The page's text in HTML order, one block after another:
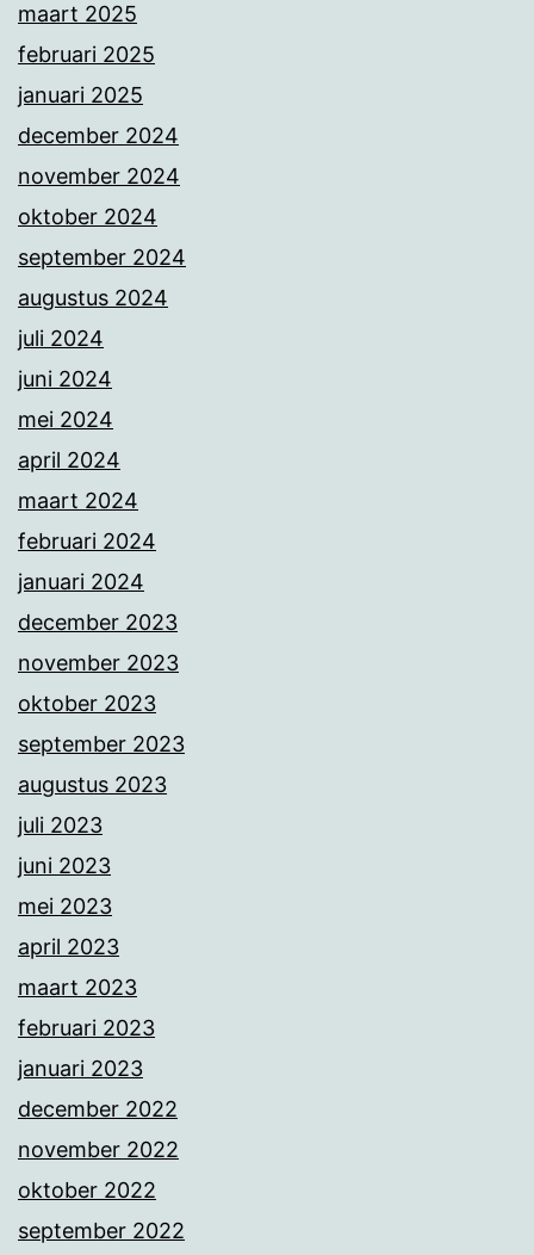
maart 2025
februari 2025
januari 2025
december 2024
november 2024
oktober 2024
september 2024
augustus 2024
juli 2024
juni 2024
mei 2024
april 2024
maart 2024
februari 2024
januari 2024
december 2023
november 2023
oktober 2023
september 2023
augustus 2023
juli 2023
juni 2023
mei 2023
april 2023
maart 2023
februari 2023
januari 2023
december 2022
november 2022
oktober 2022
september 2022